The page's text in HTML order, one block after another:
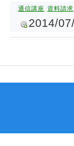
通信講座 資料請求
2014/